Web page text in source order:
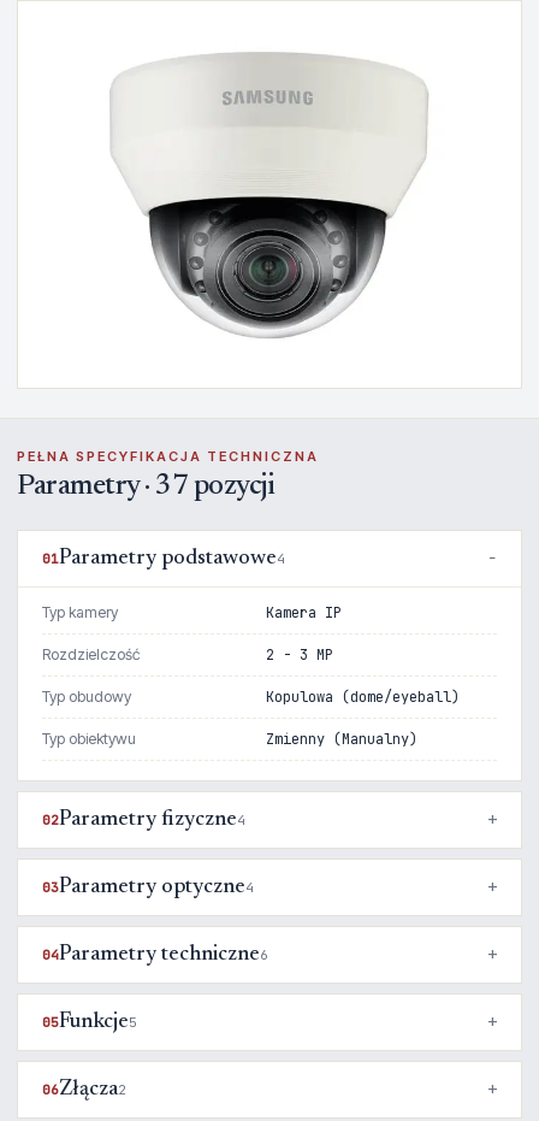
PEŁNA SPECYFIKACJA TECHNICZNA
Parametry · 37 pozycji
01Parametry podstawowe4
Typ kamery Kamera IP
Rozdzielczość 2 - 3 MP
Typ obudowy Kopulowa (dome/eyeball)
Typ obiektywu Zmienny (Manualny)
02Parametry fizyczne4
03Parametry optyczne4
04Parametry techniczne6
05Funkcje5
06Złącza2